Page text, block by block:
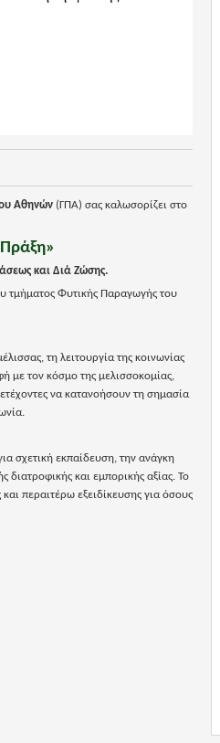
Αθηνών (ΓΠΑ) σας καλωσορίζει στο
και Διά Ζώσης.
τμήματος Φυτικής Παραγωγής του
τη λειτουργία της κοινωνίας
με τον κόσμο της μελισσοκομίας,
να κατανοήσουν τη σημασία
σχετική εκπαίδευση, την ανάγκη
και εμπορικής αξίας. Το
περαιτέρω εξειδίκευσης για όσους